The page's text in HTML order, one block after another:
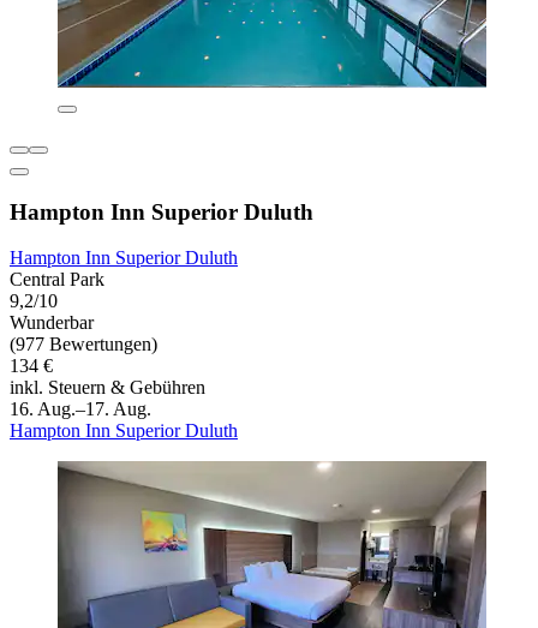
Hampton Inn Superior Duluth
Hampton Inn Superior Duluth
Central Park
9,2/10
Wunderbar
(977 Bewertungen)
134 €
inkl. Steuern & Gebühren
16. Aug.–17. Aug.
Hampton Inn Superior Duluth